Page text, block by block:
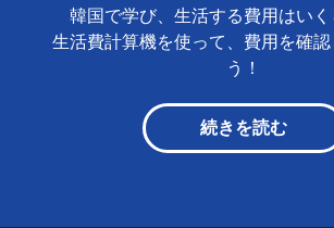
韓国で学び、生活する費用はいく
生活費計算機を使って、費用を確認
う！
続きを読む